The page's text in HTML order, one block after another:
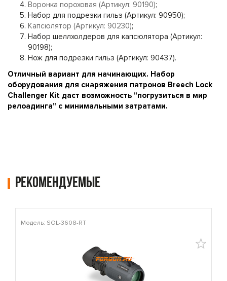
Воронка пороховая (Артикул: 90190);
Набор для подрезки гильз (Артикул: 90950);
Капсюлятор (Артикул: 90230);
Набор шеллхолдеров для капсюлятора (Артикул:
90198);
Нож для подрезки гильз (Артикул: 90437).
Отличный вариант для начинающих. Набор
оборудования для снаряжения патронов Breech Lock
Challenger Kit даст возможность "погрузиться в мир
релоадинга" с минимальными затратами.
Рекомендуемые
Модель: SOL-3608-RT